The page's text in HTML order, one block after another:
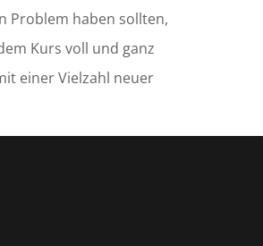
Problem haben sollten,
Kurs voll und ganz
einer Vielzahl neuer